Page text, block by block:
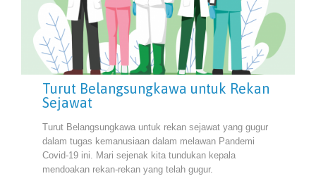
Turut Belangsungkawa untuk Rekan
Sejawat
Turut Belangsungkawa untuk rekan sejawat yang gugur
dalam tugas kemanusiaan dalam melawan Pandemi
Covid-19 ini. Mari sejenak kita tundukan kepala
mendoakan rekan-rekan yang telah gugur.